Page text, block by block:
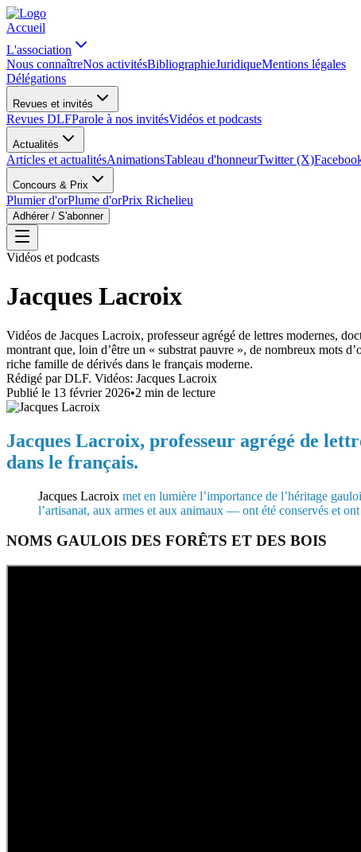
Accueil
L'association
Nous connaîtreNos activitésBibliographieJuridiqueMentions légales
Délégations
Revues et invités
Revues DLFParole à nos invitésVidéos et podcasts
Actualités
Articles et actualitésAnimationsTableau d'honneurTwitter (X)
Concours & Prix
Plumier d'orPlume d'orPrix Richelieu
Adhérer / S'abonner
Vidéos et podcasts
Jacques Lacroix
Vidéos de Jacques Lacroix, professeur agrégé de lettres modernes,
montrant que, loin d’être un « substrat pauvre », de nombreux mots
riche famille de dérivés dans le français moderne.
Rédigé parDLF. Vidéos: Jacques Lacroix
Publié le 13 février 2026•2 min de lecture
Jacques Lacroix, professeur agrégé de
dans le français.
Jacques Lacroix met en lumière l’importance de l’héritage
l’artisanat, aux armes et aux animaux — ont été conservés et
NOMS GAULOIS DES FORÊTS ET DES BOIS